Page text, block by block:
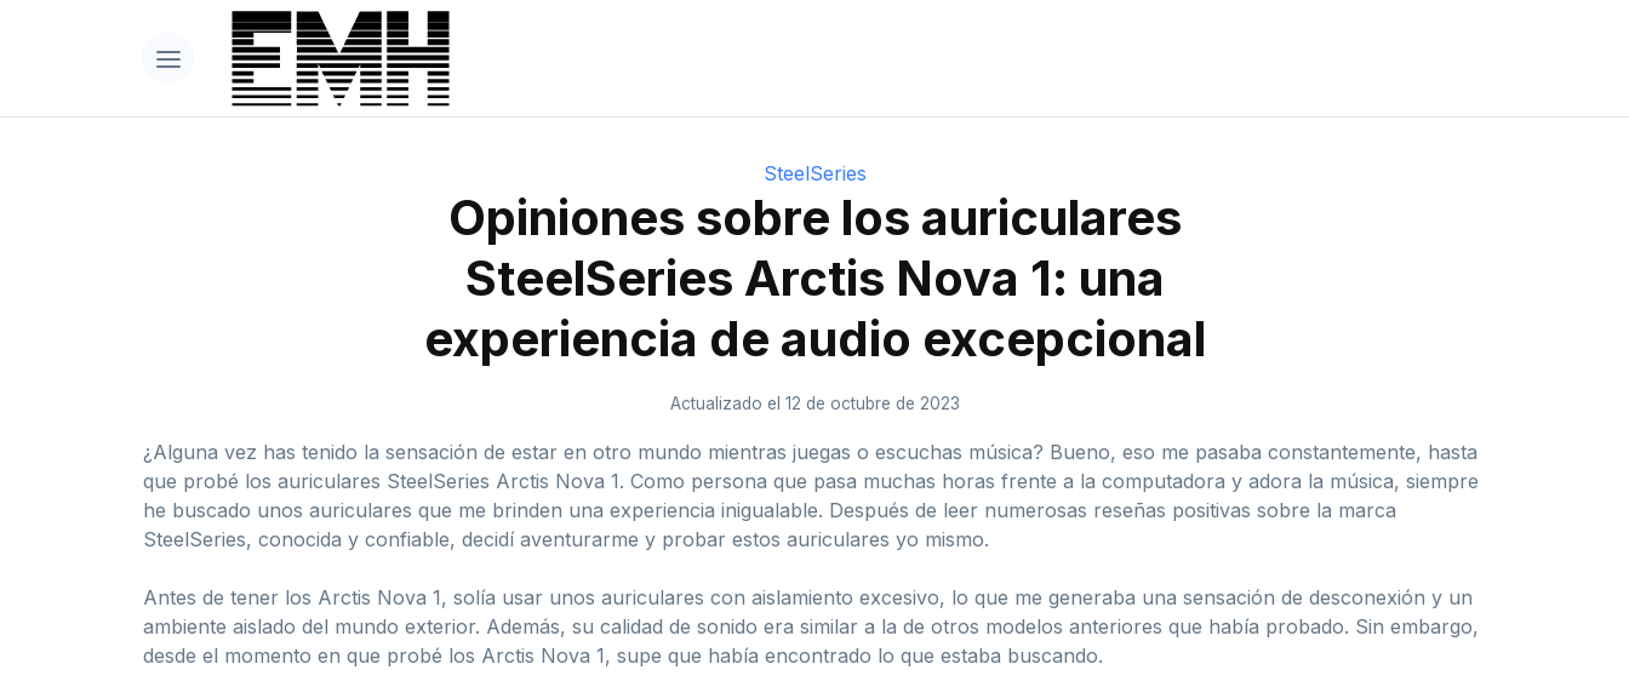
SteelSeries
Opiniones sobre los auriculares
SteelSeries Arctis Nova 1: una
experiencia de audio excepcional
Actualizado el 12 de octubre de 2023
¿Alguna vez has tenido la sensación de estar en otro mundo mientras juegas o escuchas música? Bueno, eso me pasaba constantemente, hasta
que probé los auriculares SteelSeries Arctis Nova 1. Como persona que pasa muchas horas frente a la computadora y adora la música, siempre
he buscado unos auriculares que me brinden una experiencia inigualable. Después de leer numerosas reseñas positivas sobre la marca
SteelSeries, conocida y confiable, decidí aventurarme y probar estos auriculares yo mismo.
Antes de tener los Arctis Nova 1, solía usar unos auriculares con aislamiento excesivo, lo que me generaba una sensación de desconexión y un
ambiente aislado del mundo exterior. Además, su calidad de sonido era similar a la de otros modelos anteriores que había probado. Sin embargo,
desde el momento en que probé los Arctis Nova 1, supe que había encontrado lo que estaba buscando.